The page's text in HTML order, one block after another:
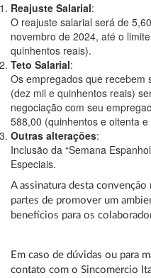
Reajuste Salarial:
O reajuste salarial será de
novembro de 2024, até o
quinhentos reais).
Teto Salarial:
Os empregados que recebem
(dez mil e quinhentos reais)
negociação com seu
588,00 (quinhentos e oitenta
Outras alterações:
Inclusão da “Semana
Especiais.
A assinatura desta
partes de promover um
benefícios para os
Em caso de dúvidas ou para
contato com o Sincomercio